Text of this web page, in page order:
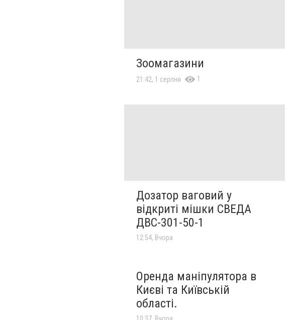
Зоомагазини
21:42, 1 серпня 1
Дозатор ваговий у
відкриті мішки СВЕДА
ДВС-301-50-1
12:54, Вчора
Оренда маніпулятора в
Києві та Київській
області.